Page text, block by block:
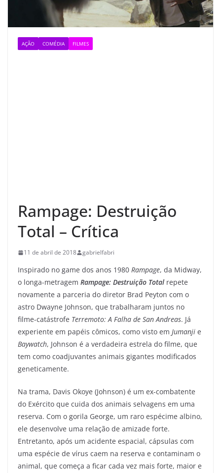
AÇÃO COMÉDIA FILMES
Rampage: Destruição
Total – Crítica
11 de abril de 2018 gabrielfabri
Inspirado no game dos anos 1980 Rampage, da Midway,
o longa-metragem Rampage: Destruição Total repete
novamente a parceria do diretor Brad Peyton com o
astro Dwayne Johnson, que trabalharam juntos no
filme-catástrofe Terremoto: A Falha de San Andreas. Já
experiente em papéis cômicos, como visto em Jumanji e
Baywatch, Johnson é a verdadeira estrela do filme, que
tem como coadjuvantes animais gigantes modificados
geneticamente.
Na trama, Davis Okoye (Johnson) é um ex-combatente
do Exército que cuida dos animais selvagens em uma
reserva. Com o gorila George, um raro espécime albino,
ele desenvolve uma relação de amizade forte.
Entretanto, após um acidente espacial, cápsulas com
uma espécie de vírus caem na reserva e contaminam o
animal, que começa a ficar cada vez mais forte, maior e